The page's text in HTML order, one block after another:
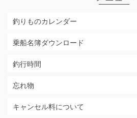
釣りものカレンダー
乗船名簿ダウンロード
釣行時間
忘れ物
キャンセル料について